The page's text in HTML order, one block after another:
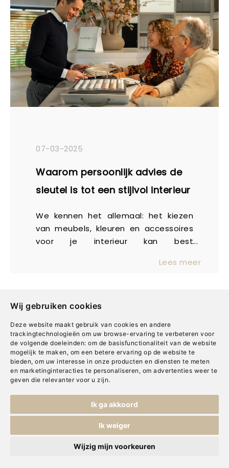
Wij gebruiken cookies
Deze website maakt gebruik van cookies en andere
trackingtechnologieën om uw browse-ervaring te verbeteren voor
de volgende doeleinden: om de basisfunctionaliteit van de website
mogelijk te maken , om een betere ervaring op de website te
bieden, om uw interesse in onze producten en diensten te meten
en marketinginteracties te personaliseren , om advertenties weer te
geven die relevanter voor u zijn.
Ik ga akkoord
Ik weiger
Wijzig mijn voorkeuren
voordelen voor je op een rij!
07-03-2025
Waarom persoonlijk advies de
sleutel is tot een stijlvol interieur
We kennen het allemaal: het kiezen
van meubels, kleuren en accessoires
voor je interieur kan best
elkaar? Hoe zorg je dat je huis niet
simpele oplossing: persoonlijk
helpen onze experts je om een
interieur te creëren dat helemaal bij
jou past. Geen twijfel, geen stress,
gewoon het huis van je dromen!
Lees meer
Adresgegevens
Burgemeester Feithplein 2-4
2273 BZ Voorburg
070-3888795
voorburg@bergenberg.nl